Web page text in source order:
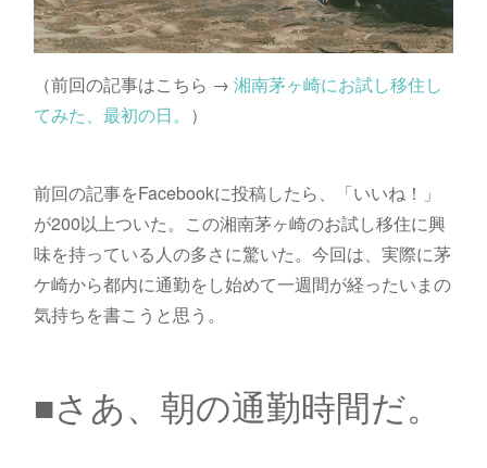
（前回の記事はこちら → 湘南茅ヶ崎にお試し移住し
てみた、最初の日。 ）
前回の記事をFacebookに投稿したら、「いいね！」
が200以上ついた。この湘南茅ヶ崎のお試し移住に興
味を持っている人の多さに驚いた。今回は、実際に茅
ケ崎から都内に通勤をし始めて一週間が経ったいまの
気持ちを書こうと思う。
■さあ、朝の通勤時間だ。